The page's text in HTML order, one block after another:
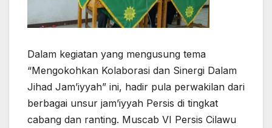
Dalam kegiatan yang mengusung tema
“Mengokohkan Kolaborasi dan Sinergi Dalam
Jihad Jam’iyyah” ini, hadir pula perwakilan dari
berbagai unsur jam’iyyah Persis di tingkat
cabang dan ranting. Muscab VI Persis Cilawu